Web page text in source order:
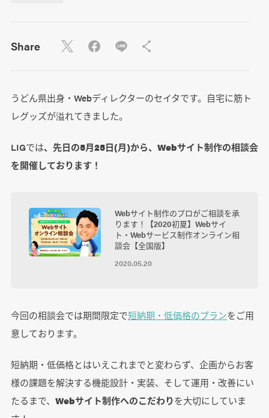
Share
うどん県出身・Webディレクターのセイタです。自宅に筋ト
レグッズが溢れてきました。
LIGでは、先日の5月25日(月)から、Webサイト制作の相談会
を開催しております！
Webサイト制作のプロがご相談を承
ります！【2020初夏】Webサイ
ト・Webサービス制作オンライン相
談会【全国版】
2020.05.20
今回の相談会では期間限定で短納期・低価格のプランをご用
意しております。
短納期・低価格とはいえこれまでと変わらず、企画からお客
様の課題を解決する機能設計・実装、そして運用・改善にい
たるまで、 Webサイト制作へのこだわりを大切にしていま